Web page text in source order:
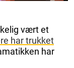
vært et
har trukket
har